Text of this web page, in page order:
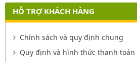
HỖ TRỢ KHÁCH HÀNG
Chính sách và quy định chung
Quy định và hình thức thanh toán